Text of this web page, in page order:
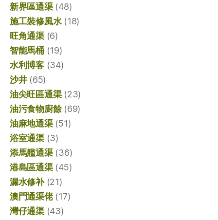
新界區通渠(48)
施工裝修風水(18)
旺角通渠(6)
智能馬桶(19)
水利博客(34)
沙井(65)
油尖旺區通渠(23)
油污食物廚餘(69)
油麻地通渠(51)
浴室通渠(3)
添馬艦通渠(36)
港島區通渠(45)
漏水修补(21)
澳門通渠佬(17)
灣仔通渠(43)